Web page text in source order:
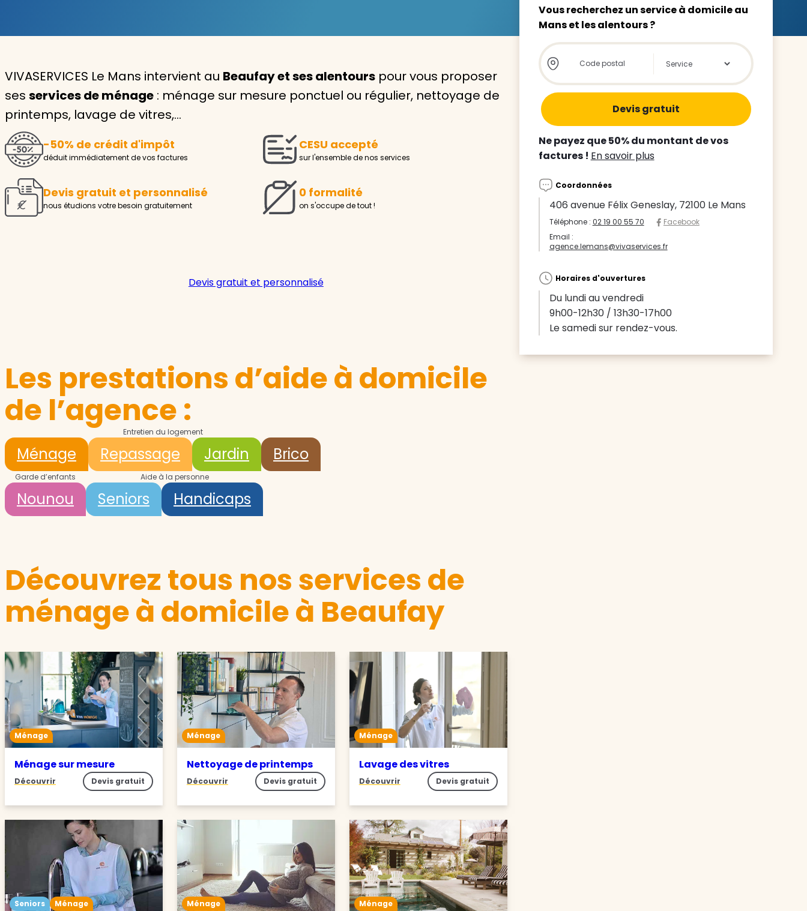
Aide à la personne
Seniors
Handicaps
Voir tous les services
Avec VIVASERVICES, trouvez le
service à domicile qui vous
Pour l’entretien de votre logement, la garde de votre enfant
ou l’accompagnement d’un parent, nos intervenants à
Demander un devis gratuit
Trouver mon agence
VIVASERVICES Le Mans intervient au Beaufay et ses alentours pour vous proposer
ses services de ménage : ménage sur mesure ponctuel ou régulier, nettoyage de
printemps, lavage de vitres,…
-50% de crédit d'impôt
déduit immédiatement de vos factures
CESU accepté
sur l'ensemble de nos services
Devis gratuit et personnalisé
nous étudions votre besoin gratuitement
0 formalité
on s'occupe de tout !
Devis gratuit et personnalisé
Les prestations d’aide à domicile
de l’agence :
Entretien du logement
Ménage Repassage Jardin Brico
Garde d’enfants
Nounou
Aide à la personne
Seniors Handicaps
Découvrez tous nos services de
ménage à domicile à Beaufay
Ménage
Ménage sur mesure
Découvrir Devis gratuit
Ménage
Nettoyage de printemps
Découvrir Devis gratuit
Ménage
Lavage des vitres
Découvrir Devis gratuit
Seniors Ménage Ménage Ménage
Vous recherchez un service à domicile au
Mans et les alentours ?
Store locator global - Autocompletion
Rechercher
Ne payez que 50% du montant de vos
factures ! En savoir plus
Coordonnées
406 avenue Félix Geneslay, 72100 Le Mans
Téléphone : 02 19 00 55 70
Facebook
Email :
agence.lemans@vivaservices.fr
Horaires d'ouvertures
Du lundi au vendredi
9h00-12h30 / 13h30-17h00
Le samedi sur rendez-vous.